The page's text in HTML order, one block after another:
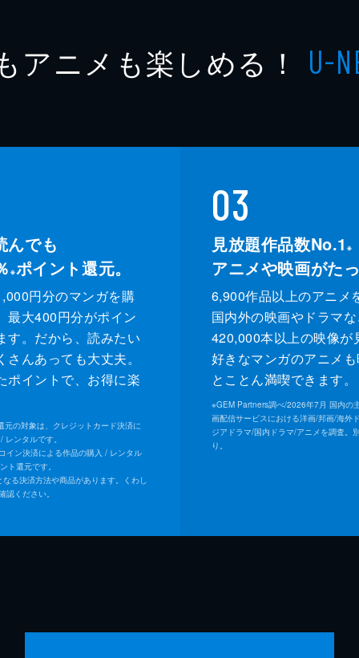
アニメも楽しめる！ U-
んでも
※ポイント還元。
円分のマンガを購
最大400円分がポイン
す。だから、読みたい
さんあっても大丈夫。
ポイントで、お得に楽
元の対象は、クレジットカード決済に
ンタルです。
イン決済による作品の購入 / レンタル
ト還元です。
なる決済方法や商品があります。くわし
認ください。
03
見放題作品数No.1 ※
アニメや映画がたっ
6,900作品以上のアニメ
国内外の映画やドラマな
420,000本以上の映像が
好きなマンガのアニメも
とことん満喫できます。
※GEM Partners調べ/2026年7⽉ 国内の
画配信サービスにおける洋画/邦画/海外
ジアドラマ/国内ドラマ/アニメを調査。
り。